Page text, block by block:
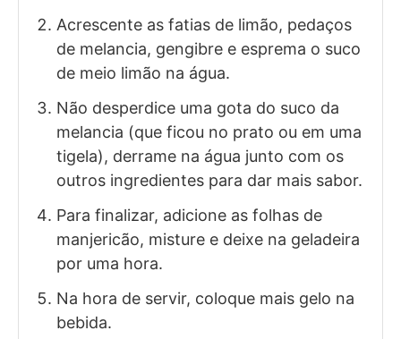
Acrescente as fatias de limão, pedaços
de melancia, gengibre e esprema o suco
de meio limão na água.
Não desperdice uma gota do suco da
melancia (que ficou no prato ou em uma
tigela), derrame na água junto com os
outros ingredientes para dar mais sabor.
Para finalizar, adicione as folhas de
manjericão, misture e deixe na geladeira
por uma hora.
Na hora de servir, coloque mais gelo na
bebida.